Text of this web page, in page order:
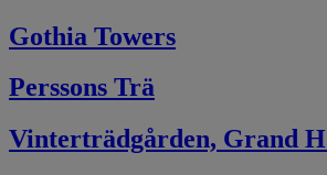
Gothia Towers
Perssons Trä
Vinterträdgården, Grand